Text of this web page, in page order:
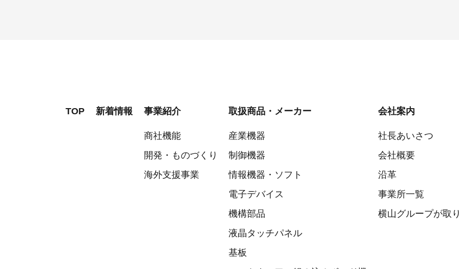
TOP 新着情報 事業紹介
商社機能
開発・ものづくり
海外支援事業
取扱商品・メーカー
産業機器
制御機器
情報機器・ソフト
電子デバイス
機構部品
液晶タッチパネル
基板
会社案内
社長あいさつ
会社概要
沿革
事業所一覧
横山グループが取